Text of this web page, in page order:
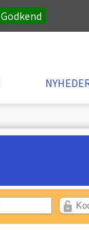
Godkend